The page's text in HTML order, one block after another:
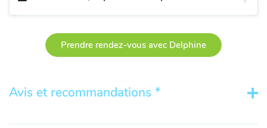
Prendre rendez-vous avec Delphine
Avis et recommandations *